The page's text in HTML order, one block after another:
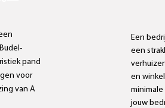
pand
voor
van A
Een
een
en
jouw